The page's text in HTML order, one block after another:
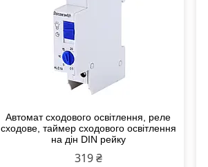
Автомат сходового освітлення, реле
сходове, таймер сходового освітлення
на дін DIN рейку
319 ₴